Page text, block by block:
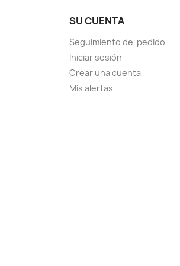
SU CUENTA
Seguimiento del pedido
Iniciar sesión
Crear una cuenta
Mis alertas